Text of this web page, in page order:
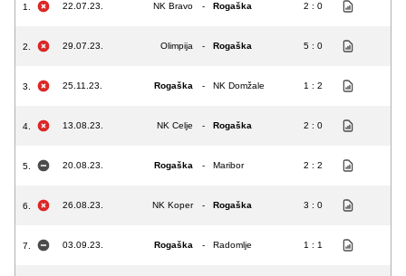
1. 22.07.23. NK Bravo - Rogaška 2 : 0
2. 29.07.23. Olimpija - Rogaška 5 : 0
3. 25.11.23. Rogaška - NK Domžale 1 : 2
4. 13.08.23. NK Celje - Rogaška 2 : 0
5. 20.08.23. Rogaška - Maribor 2 : 2
6. 26.08.23. NK Koper - Rogaška 3 : 0
7. 03.09.23. Rogaška - Radomlje 1 : 1